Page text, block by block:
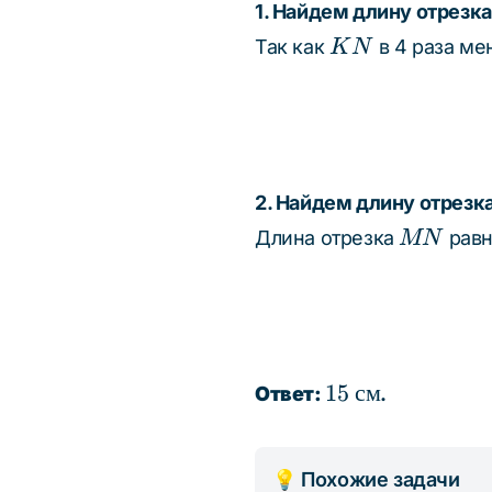
1. Найдем длину отрезка
Так как KN
KN в 4 раза
2. Найдем длину
Длина отрезка MN
MN
Ответ: 15
15 см.
💡 Похожие задачи